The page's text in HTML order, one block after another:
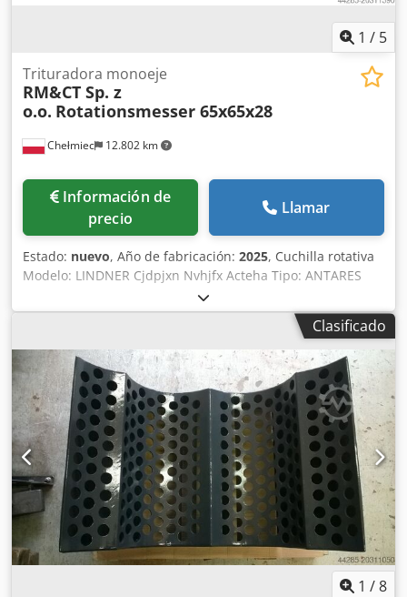
1 / 5
Chełmiec 12.802 km
Trituradora monoeje
RM&CT Sp. z
o.o. Rotationsmesser 65x65x28
Información de
precio
Llamar
Estado: nuevo, Año de fabricación: 2025, Cuchilla rotativa
Modelo: LINDNER Cjdpjxn Nvhjfx Acteha Tipo: ANTARES
Año de fabricación: 2025 Nuevo / Listo para uso inmediato
Fabricamos cuchillas y repuestos para trituradoras y
molinos. Por favor, indique el tipo de cuchilla al realizar el
pedido.
Clasificado
1 /8